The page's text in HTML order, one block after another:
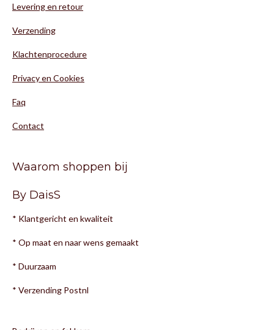
Levering en retour
Verzending
Klachtenprocedure
Privacy en Cookies
Faq
Contact
Waarom shoppen bij
By DaisS
* Klantgericht en kwaliteit
* Op maat en naar wens gemaakt
* Duurzaam
* Verzending Postnl